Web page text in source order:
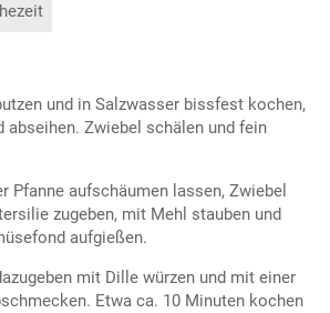
und in Salzwasser bissfest kochen,
abseihen. Zwiebel schälen und fein
Pfanne aufschäumen lassen, Zwiebel
zugeben, mit Mehl stauben und
aufgießen.
mit Dille würzen und mit einer
Etwa ca. 10 Minuten kochen